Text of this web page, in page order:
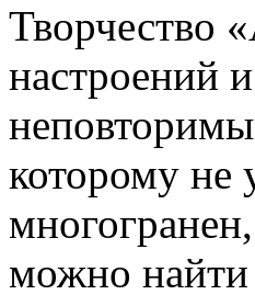
Творчество
настроений
которому не
можно